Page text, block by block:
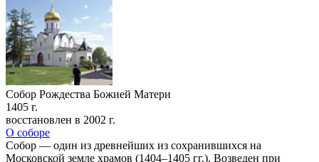
Собор Рождества Божией Матери
1405 г.
восстановлен в 2002 г.
О соборе
Собор — один из древнейших из сохранившихся на
Московской земле храмов (1404–1405 гг.). Возведен при